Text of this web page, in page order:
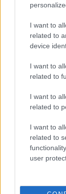
I want to
related to
device
I want to
related to
I want to
related to
I want to
related to
user
Na Morave
nepoznanie:
vojdete dnu,
že nie ste v
skrytých chýb,